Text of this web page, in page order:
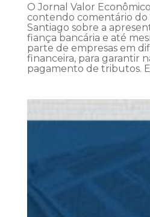
O Jornal Valor
contendo comentário do
Santiago sobre a
fiança bancária e até
parte de empresas em
financeira, para garantir
pagamento de tributos.